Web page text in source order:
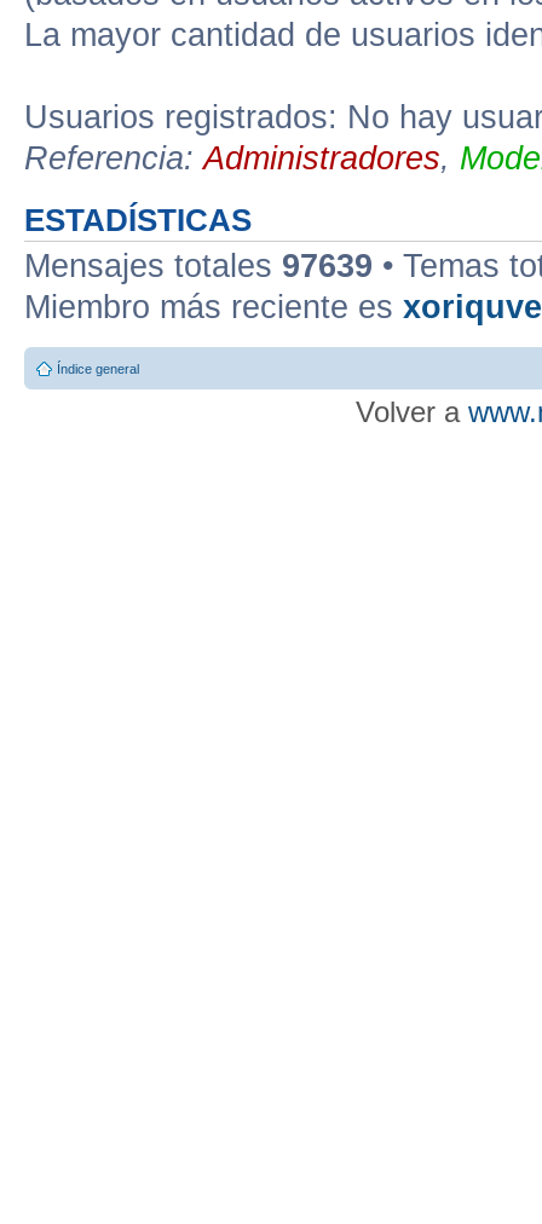
La mayor cantidad de usuarios
Usuarios registrados: No hay
Referencia:Administradores,
ESTADÍSTICAS
Mensajes totales 97639 • Temas
Miembro más reciente es
Índice general
Volver a